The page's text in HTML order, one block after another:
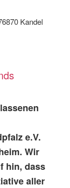
Kandel
e.V.
Wir
hin, dass
aller